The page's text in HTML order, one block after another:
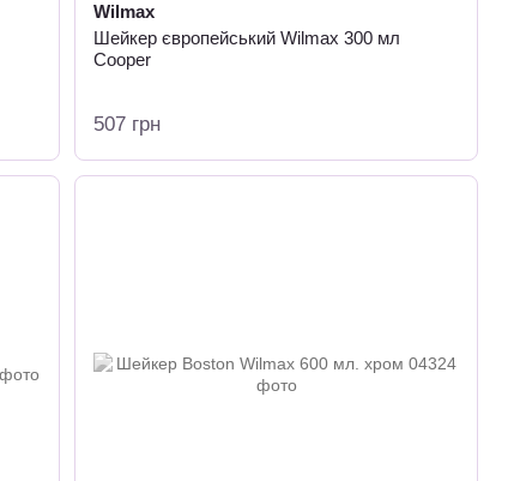
Wilmax
Шейкер європейський Wilmax 300 мл
Cooper
507 грн